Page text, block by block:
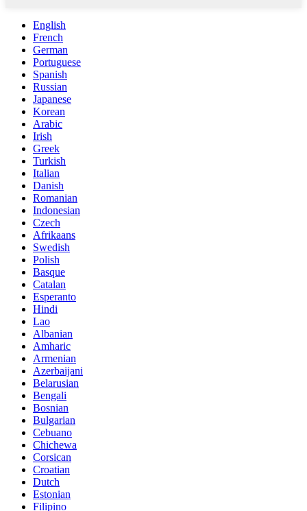
English
French
German
Portuguese
Spanish
Russian
Japanese
Korean
Arabic
Irish
Greek
Turkish
Italian
Danish
Romanian
Indonesian
Czech
Afrikaans
Swedish
Polish
Basque
Catalan
Esperanto
Hindi
Lao
Albanian
Amharic
Armenian
Azerbaijani
Belarusian
Bengali
Bosnian
Bulgarian
Cebuano
Chichewa
Corsican
Croatian
Dutch
Estonian
Filipino